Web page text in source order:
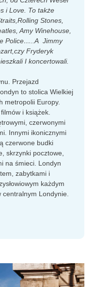
i Love. To także
Stones,
Amy Winehouse,
Police…..A Jimmy
Fryderyk
I koncertowali.
Przejazd
to stolica Wielkiej
metropolii Europy.
i książek.
czerwonymi
Innymi ikonicznymi
czerwone budki
skrzynki pocztowe,
na śmieci. Londyn
zabytkami i
każdym
Londynie.